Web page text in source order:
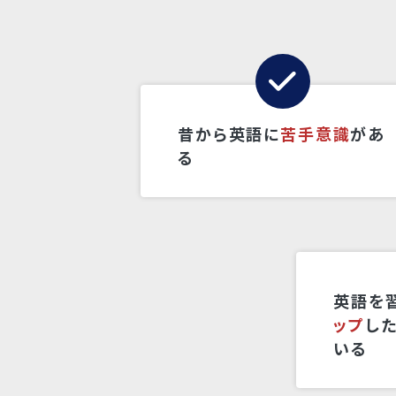
昔から英語に苦手意識があ
る
英語を
ップし
いる